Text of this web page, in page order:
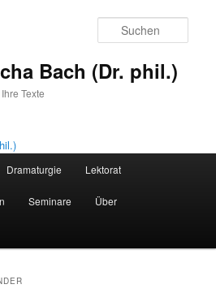
Bach (Dr. phil.)
Texte
Dramaturgie Lektorat
Seminare Über